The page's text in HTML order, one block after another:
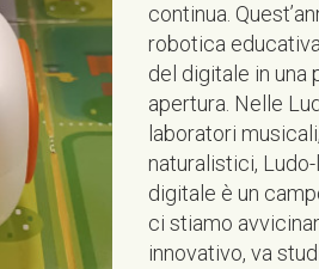
continua.
robotica
del digitale in
apertura. Nelle
laboratori
naturalistici,
digitale è un
ci stiamo
innovativo, va